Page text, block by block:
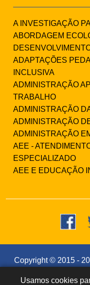
A INVESTIGAÇÃO
ABORDAGEM
ADAPTAÇÕES
INCLUSIVA
ADMINISTRAÇÃO
TRABALHO
ADMINISTRAÇÃO
ADMINISTRAÇÃO
ADMINISTRAÇÃO
AEE -
ESPECIALIZADO
AEE E EDUCAÇÃO
Copyright © 2015 -
! Dúvidas?
Usamos cookies